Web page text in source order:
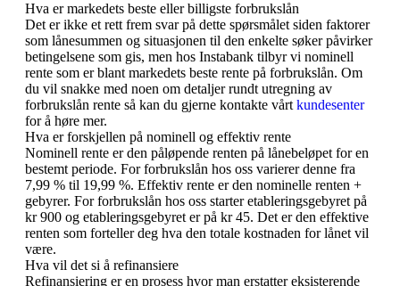
Hva er markedets beste eller billigste forbrukslån
Det er ikke et rett frem svar på dette spørsmålet siden faktorer
som lånesummen og situasjonen til den enkelte søker påvirker
betingelsene som gis, men hos Instabank tilbyr vi nominell
rente som er blant markedets beste rente på forbrukslån. Om
du vil snakke med noen om detaljer rundt utregning av
forbrukslån rente så kan du gjerne kontakte vårt kundesenter
for å høre mer.
Hva er forskjellen på nominell og effektiv rente
Nominell rente er den påløpende renten på lånebeløpet for en
bestemt periode. For forbrukslån hos oss varierer denne fra
7,99 % til 19,99 %. Effektiv rente er den nominelle renten +
gebyrer. For forbrukslån hos oss starter etableringsgebyret på
kr 900 og etableringsgebyret er på kr 45. Det er den effektive
renten som forteller deg hva den totale kostnaden for lånet vil
være.
Hva vil det si å refinansiere
Refinansiering er en prosess hvor man erstatter eksisterende